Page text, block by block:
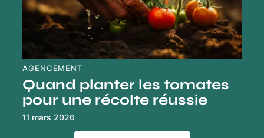
AGENCEMENT
Quand planter les tomates
pour une récolte réussie
11 mars 2026